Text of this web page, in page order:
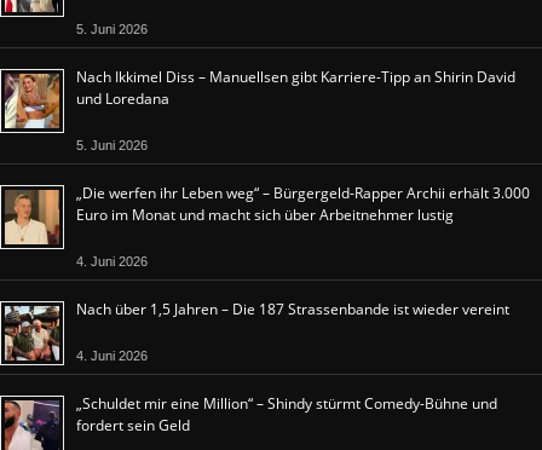
5. Juni 2026
Nach Ikkimel Diss – Manuellsen gibt Karriere-Tipp an Shirin David
und Loredana
5. Juni 2026
„Die werfen ihr Leben weg“ – Bürgergeld-Rapper Archii erhält 3.000
Euro im Monat und macht sich über Arbeitnehmer lustig
4. Juni 2026
Nach über 1,5 Jahren – Die 187 Strassenbande ist wieder vereint
4. Juni 2026
„Schuldet mir eine Million“ – Shindy stürmt Comedy-Bühne und
fordert sein Geld